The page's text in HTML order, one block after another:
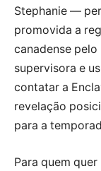
Stephanie —
promovida a
canadense
supervisora e
contatar a
revelação
para a
Para quem quer